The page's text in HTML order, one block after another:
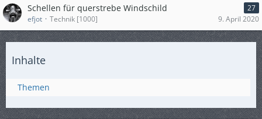
Schellen für querstrebe Windschild
27
efjot
Technik [1000] 9. April 2020
Inhalte
Themen